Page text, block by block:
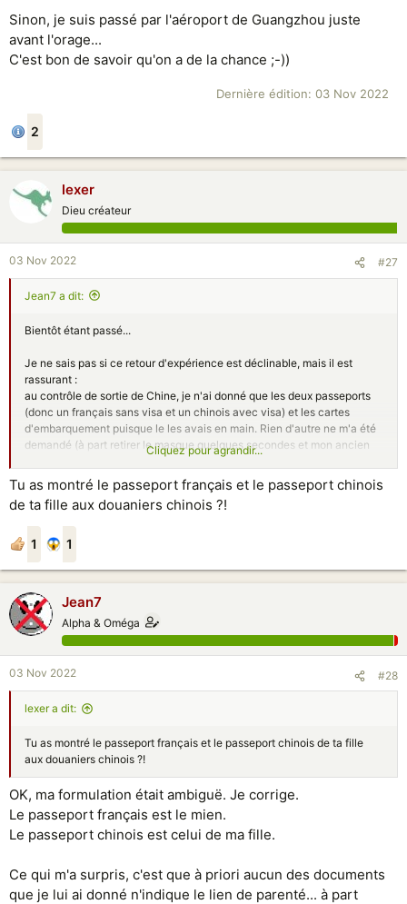
Sinon, je suis passé par l'aéroport de Guangzhou juste
avant l'orage...
C'est bon de savoir qu'on a de la chance ;-))
Dernière édition: 03 Nov 2022
2
lexer
Dieu créateur
03 Nov 2022 #27
Jean7 a dit:
Bientôt étant passé...
Je ne sais pas si ce retour d'expérience est déclinable, mais il est
rassurant :
au contrôle de sortie de Chine, je n'ai donné que les deux passeports
(donc un français sans visa et un chinois avec visa) et les cartes
d'embarquement puisque le les avais en main. Rien d'autre ne m'a été
demandé (à part retirer le masque quelques secondes et mon ancien
passeport qui contient la date de ma dernière entrée en Chine).
Ni le billet retour, ni la lettre de consentement du parent chinois.
Pour les billets retour, je suppose tout simplement qu'en entrant le
numéro du passeport sur son terminal, le douanier a directement l'info.
Pour l'autorisation de sortie du territoire d'une fillette chinoise de moins
de 3 ans avec un français qui n'a même pas le même nom... Ben je ne
sais pas trop sur quoi il s'est basé.
Avant la douane, il y a un nouveau guichet qui scanne le QR de la carte
entry-exit que l'on a sur son téléphone "grâce au" nouveau guichet
précédent où on explique comment l'implanter sur son téléphone.
Quand ça sera à refaire, je dirais que je n'ai pas de téléphone, ça ne
peut pas aller moins vite.
Sinon, je suis passé par l'aéroport de Guangzhou juste avant l'orage...
Cliquez pour agrandir...
Tu as montré le passeport français et le passeport chinois
de ta fille aux douaniers chinois ?!
1 1
Jean7
Alpha & Oméga
03 Nov 2022 #28
lexer a dit:
Tu as montré le passeport français et le passeport chinois de ta fille
aux douaniers chinois ?!
OK, ma formulation était ambiguë. Je corrige.
Le passeport français est le mien.
Le passeport chinois est celui de ma fille.
Ce qui m'a surpris, c'est que à priori aucun des documents
que je lui ai donné n'indique le lien de parenté... à part